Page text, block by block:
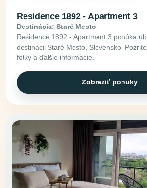
Residence 1892 - Apartment 3
Destinácia: Staré Mesto
Residence 1892 - Apartment 3 ponúka
destinácii Staré Mesto, Slovensko. Pozrite
fotky a ďalšie informácie.
Zobraziť ponuky